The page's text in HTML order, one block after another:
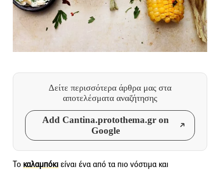
Δείτε περισσότερα άρθρα μας στα
αποτελέσματα αναζήτησης
Add Cantina.protothema.gr on
Google
Το καλαμπόκι είναι ένα από τα πιο νόστιμα και